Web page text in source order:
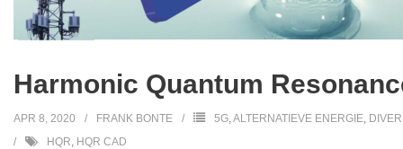
Harmonic Quantum
APR 8, 2020 FRANK BONTE 5G,ALTERNATIEVE ENERGIE,
HQR, HQR CAD